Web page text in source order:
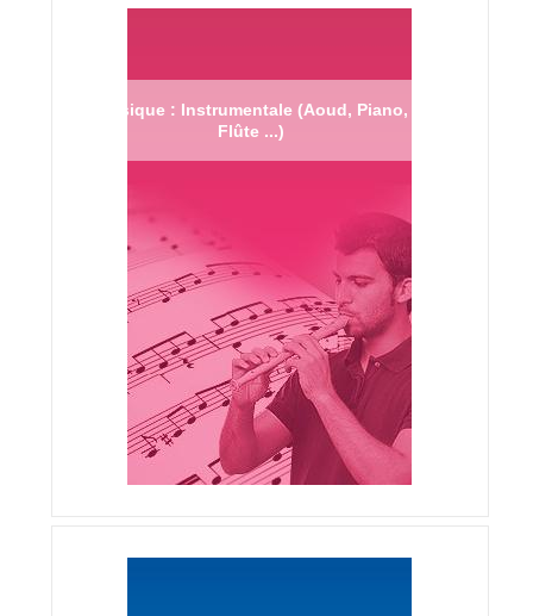
Musique : Instrumentale (Aoud, Piano,
Flûte ...)